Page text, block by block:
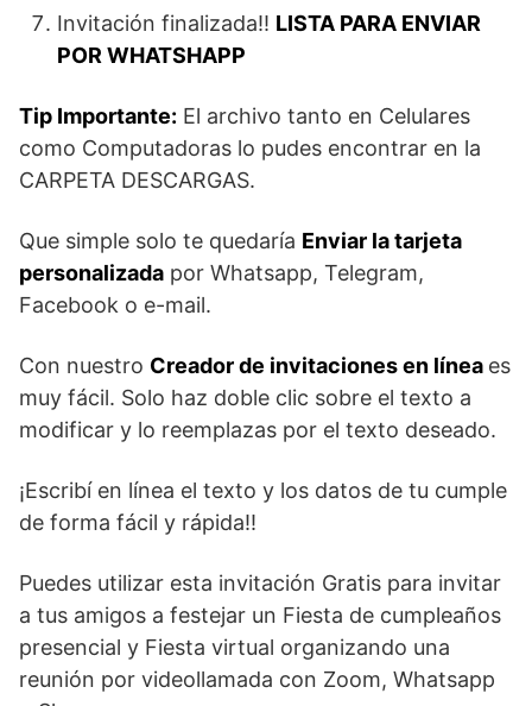
Invitación finalizada!! LISTA PARA ENVIAR
POR WHATSHAPP
Tip Importante: El archivo tanto en Celulares
como Computadoras lo pudes encontrar en la
CARPETA DESCARGAS.
Que simple solo te quedaría Enviar la tarjeta
personalizada por Whatsapp, Telegram,
Facebook o e-mail.
Con nuestro Creador de invitaciones en línea es
muy fácil. Solo haz doble clic sobre el texto a
modificar y lo reemplazas por el texto deseado.
¡Escribí en línea el texto y los datos de tu cumple
de forma fácil y rápida!!
Puedes utilizar esta invitación Gratis para invitar
a tus amigos a festejar un Fiesta de cumpleaños
presencial y Fiesta virtual organizando una
reunión por videollamada con Zoom, Whatsapp